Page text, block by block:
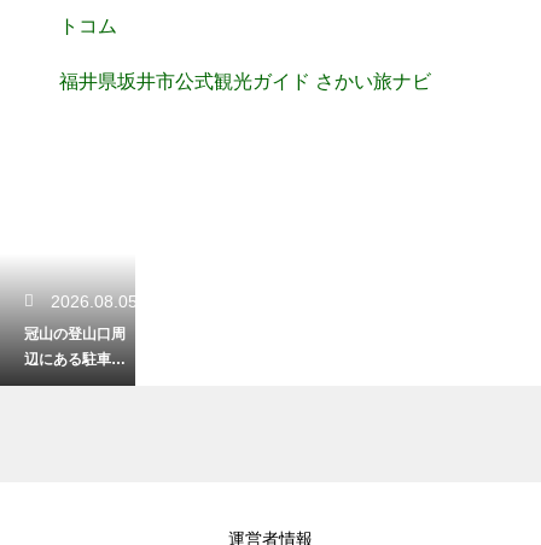
トコム
福井県坂井市公式観光ガイド さかい旅ナビ
2026.08.05
冠山の登山口周
辺にある駐車場
ガイド！シーズ
運営者情報